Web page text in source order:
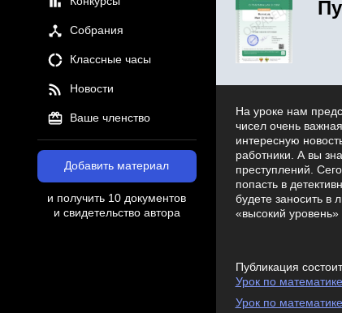
Собрания
Классные часы
Новости
Ваше членство
Добавить материал
и получить 10 документов
и свидетельство автора
На уроке нам
чисел очень
интересную
работники. А вы
преступлений.
попасть в
будете заносить в
«высокий
Публикация
Урок по
Урок по